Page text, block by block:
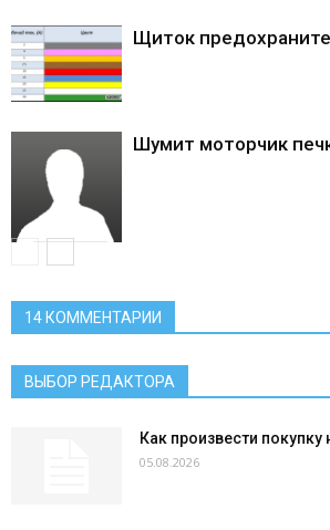
Щиток
Шумит моторчик
14 КОММЕНТАРИИ
ВЫБОР РЕДАКТОРА
Как произвести покупку
05.08.2026